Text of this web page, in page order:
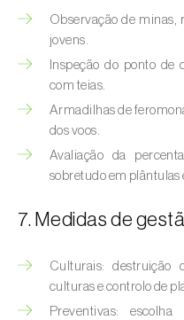
Busseola fusca )
Broca-do-chá (
fornicatior, E.
Broca-do-colmo-
Diatraea saccharalis
Broca-do-milho (
Broca-dos-ramos-
lineatella)
Broca-listrada-do-
suppressalis)
Observação de minas,
jovens.
Inspeção do ponto de
com teias.
Armadilhas de
dos voos.
Avaliação da
sobretudo em plântulas
7. Medidas de
Culturais: destruição
culturas e controlo de
Preventivas: